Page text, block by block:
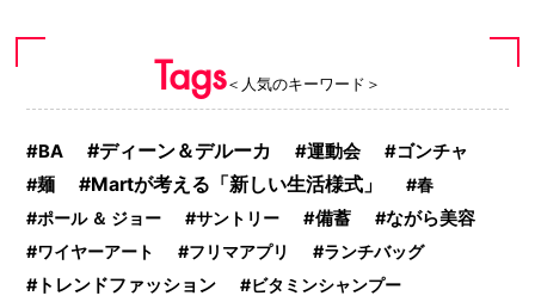
Tags＜人気のキーワード＞
BA ディーン＆デルーカ 運動会
ゴンチャ
麺
Martが考える「新しい生活様式」
春
ポール ＆ ジョー
サントリー 備蓄 ながら美容
ワイヤーアート フリマアプリ ランチバッグ
トレンドファッション
ビタミンシャンプー